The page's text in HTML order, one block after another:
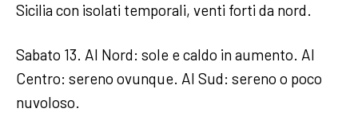
Sicilia con isolati temporali, venti forti da nord.
Sabato 13. Al Nord: sole e caldo in aumento. Al
Centro: sereno ovunque. Al Sud: sereno o poco
nuvoloso.